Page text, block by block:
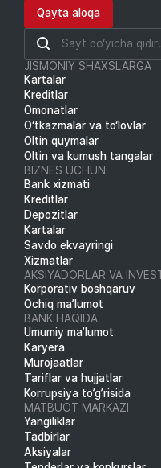
Qayta aloqa
JISMONIY SHAXSLARGA
Kartalar
Kreditlar
Omonatlar
O‘tkazmalar va to‘lovlar
Oltin quymalar
Oltin va kumush tangalar
BIZNES UCHUN
Bank xizmati
Kreditlar
Depozitlar
Kartalar
Savdo ekvayringi
Xizmatlar
AKSIYADORLAR VA
Korporativ boshqaruv
Ochiq ma’lumot
BANK HAQIDA
Umumiy ma’lumot
Karyera
Murojaatlar
Tariflar va hujjatlar
Korrupsiya to’g’risida
MATBUOT MARKAZI
Yangiliklar
Tadbirlar
Aksiyalar